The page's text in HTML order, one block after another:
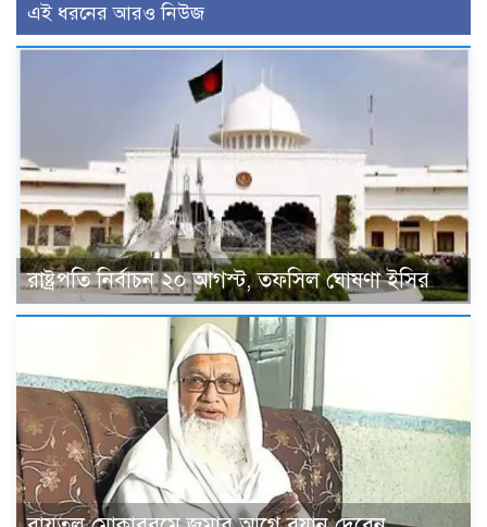
এই ধরনের আরও নিউজ
রাষ্ট্রপতি নির্বাচন ২০ আগস্ট, তফসিল ঘোষণা ইসির